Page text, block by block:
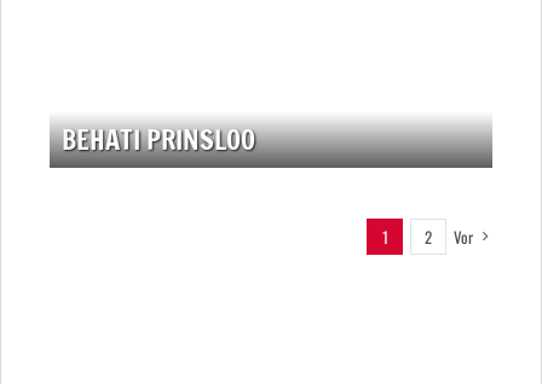
BEHATI PRINSLOO
1 2 Vor